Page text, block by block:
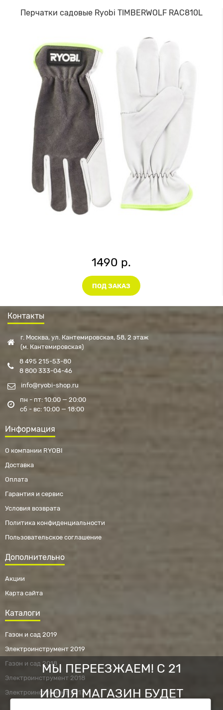
Перчатки садовые Ryobi TIMBERWOLF RAC810L
1490 р.
ПОД ЗАКАЗ
МЫ ПЕРЕЕЗЖАЕМ! С 21
ИЮЛЯ МАГАЗИН БУДЕТ
Контакты
г. Москва, ул. Кантемировская, 58, 2 этаж
(м. Кантемировская)
8 495 215-53-80
8 800 333-04-46
info@ryobi-shop.ru
пн - пт: 10:00 — 20:00
сб - вс: 10:00 — 18:00
Информация
О компании RYOBI
Доставка
Оплата
Гарантия и сервис
Условия возврата
Политика конфиденциальности
Пользовательское соглашение
Дополнительно
Акции
Карта сайта
Каталоги
Газон и сад 2019
Электроинструмент 2019
Газон и сад 2018
Электроинструмент 2018
Электроинструмент 2017